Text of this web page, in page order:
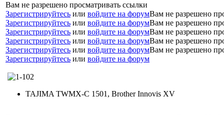
Вам не разрешено просматривать ссылки
Зарегистрируйтесь или войдите на форумВам не разрешено
Зарегистрируйтесь или войдите на форумВам не разрешено
Зарегистрируйтесь или войдите на форумВам не разрешено
Зарегистрируйтесь или войдите на форумВам не разрешено
Зарегистрируйтесь или войдите на форумВам не разрешено
Зарегистрируйтесь или войдите на форум
TAJIMA TWMX-C 1501, Brother Innovis XV